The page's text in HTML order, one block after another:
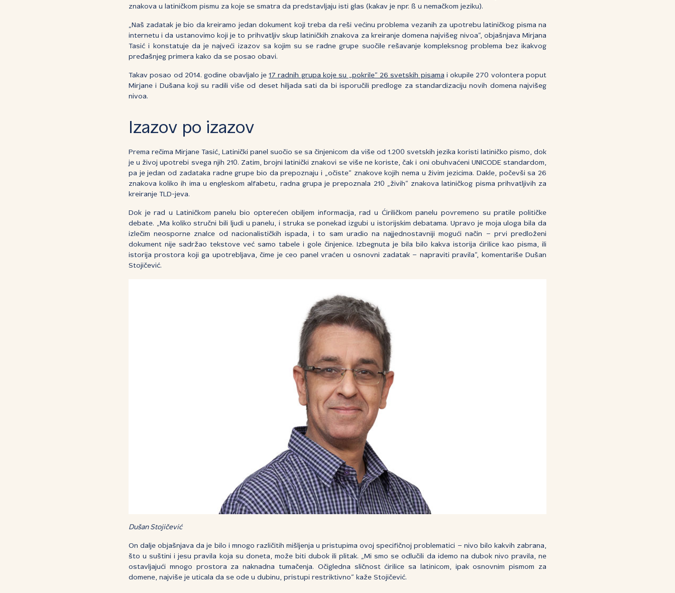
znakova u latiničkom pismu za koje se smatra da predstavljaju isti glas (kakav je npr. ß u nemačkom jeziku).
„Naš zadatak je bio da kreiramo jedan dokument koji treba da reši većinu problema vezanih za upotrebu latiničkog pisma na
internetu i da ustanovimo koji je to prihvatljiv skup latiničkih znakova za kreiranje domena najvišeg nivoa“, objašnjava Mirjana
Tasić i konstatuje da je najveći izazov sa kojim su se radne grupe suočile rešavanje kompleksnog problema bez ikakvog
pređašnjeg primera kako da se posao obavi.
Takav posao od 2014. godine obavljalo je17 radnih grupa koje su „pokrile“ 26 svetskih pisama i okupile 270 volontera poput
Mirjane i Dušana koji su radili više od deset hiljada sati da bi isporučili predloge za standardizaciju novih domena najvišeg
nivoa.
Izazov po izazov
Prema rečima Mirjane Tasić, Latinički panel suočio se sa činjenicom da više od 1.200 svetskih jezika koristi latiničko pismo, dok
je u živoj upotrebi svega njih 210. Zatim, brojni latinički znakovi se više ne koriste, čak i oni obuhvaćeni UNICODE standardom,
pa je jedan od zadataka radne grupe bio da prepoznaju i „očiste“ znakove kojih nema u živim jezicima. Dakle, počevši sa 26
znakova koliko ih ima u engleskom alfabetu, radna grupa je prepoznala 210 „živih“ znakova latiničkog pisma prihvatljivih za
kreiranje TLD-jeva.
Dok je rad u Latiničkom panelu bio opterećen obiljem informacija, rad u Ćiriličkom panelu povremeno su pratile političke
debate. „Ma koliko stručni bili ljudi u panelu, i struka se ponekad izgubi u istorijskim debatama. Upravo je moja uloga bila da
izlečim neosporne znalce od nacionalističkih ispada, i to sam uradio na najjednostavniji mogući način – prvi predloženi
dokument nije sadržao tekstove već samo tabele i gole činjenice. Izbegnuta je bila bilo kakva istorija ćirilice kao pisma, ili
istorija prostora koji ga upotrebljava, čime je ceo panel vraćen u osnovni zadatak – napraviti pravila“, komentariše Dušan
Stojičević.
Dušan Stojičević
On dalje objašnjava da je bilo i mnogo različitih mišljenja u pristupima ovoj specifičnoj problematici – nivo bilo kakvih zabrana,
što u suštini i jesu pravila koja su doneta, može biti dubok ili plitak. „Mi smo se odlučili da idemo na dubok nivo pravila, ne
ostavljajući mnogo prostora za naknadna tumačenja. Očigledna sličnost ćirilice sa latinicom, ipak osnovnim pismom za
domene, najviše je uticala da se ode u dubinu, pristupi restriktivno“ kaže Stojičević.